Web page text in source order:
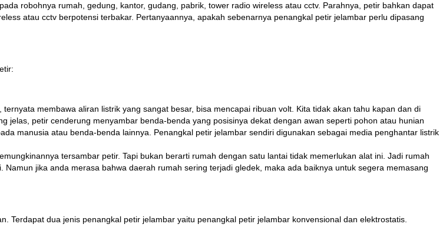
robohnya rumah, gedung, kantor, gudang, pabrik, tower radio wireless atau cctv. Parahnya, petir bahkan dapat
atau cctv berpotensi terbakar. Pertanyaannya, apakah sebenarnya penangkal petir jelambar perlu dipasang
membawa aliran listrik yang sangat besar, bisa mencapai ribuan volt. Kita tidak akan tahu kapan dan di
jelas, petir cenderung menyambar benda-benda yang posisinya dekat dengan awan seperti pohon atau hunian
manusia atau benda-benda lainnya. Penangkal petir jelambar sendiri digunakan sebagai media penghantar listrik
tersambar petir. Tapi bukan berarti rumah dengan satu lantai tidak memerlukan alat ini. Jadi rumah
jika anda merasa bahwa daerah rumah sering terjadi gledek, maka ada baiknya untuk segera memasang
dua jenis penangkal petir jelambar yaitu penangkal petir jelambar konvensional dan elektrostatis.